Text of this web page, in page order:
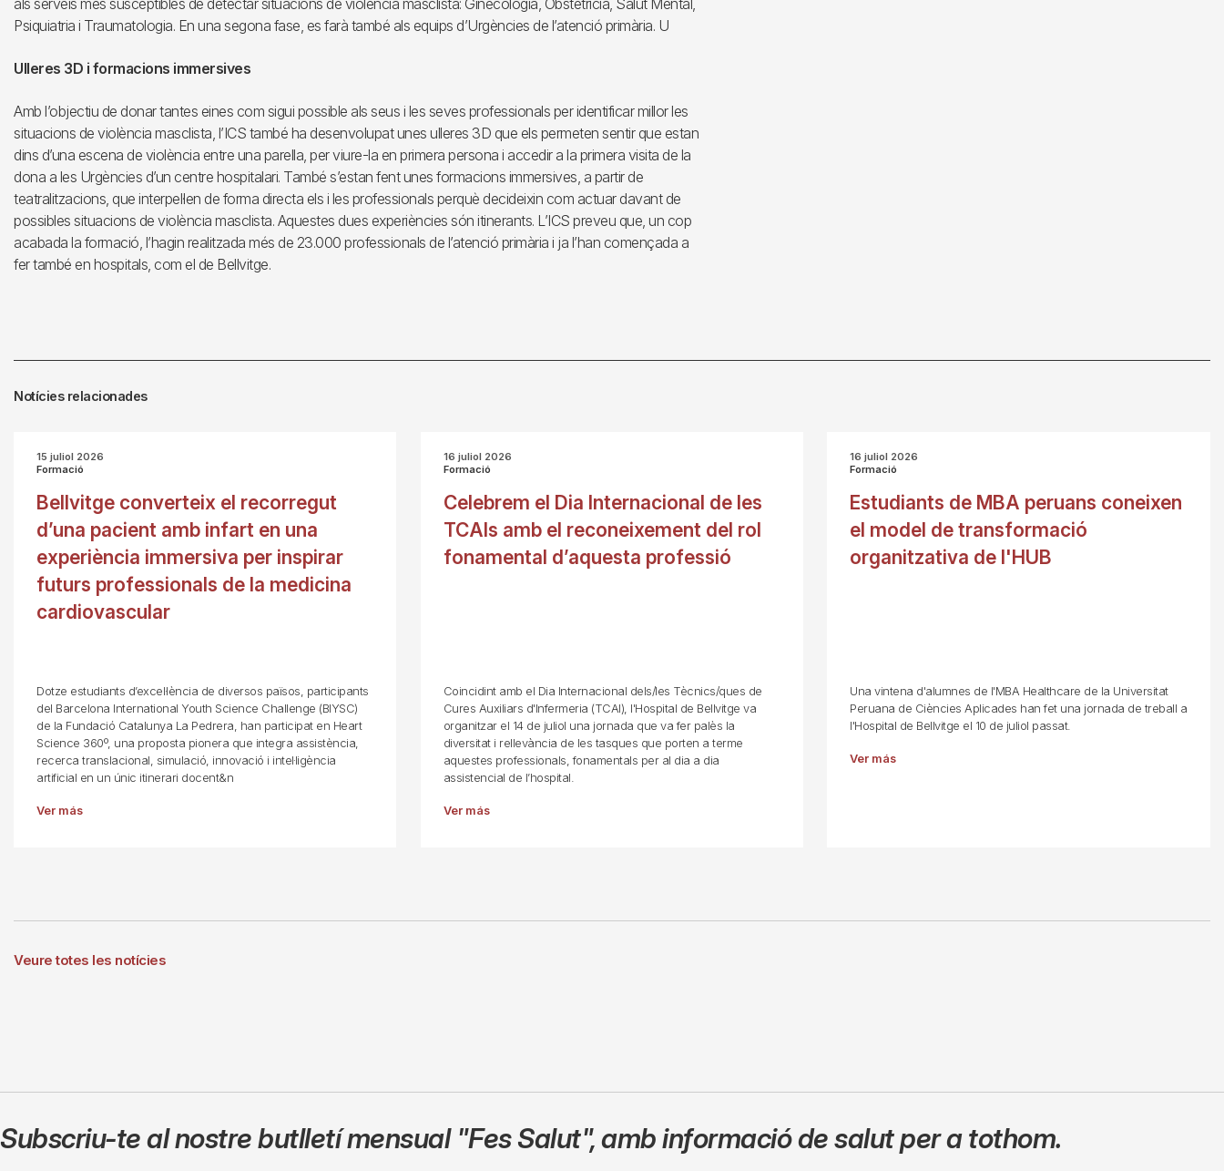
als serveis més susceptibles de detectar situacions de violència masclista: Ginecologia, Obstetrícia, Salut Mental,
Psiquiatria i Traumatologia. En una segona fase, es farà també als equips d’Urgències de l’atenció primària. U
Ulleres 3D i formacions immersives
Amb l’objectiu de donar tantes eines com sigui possible als seus i les seves professionals per identificar millor les
situacions de violència masclista, l’ICS també ha desenvolupat unes ulleres 3D que els permeten sentir que estan
dins d’una escena de violència entre una parella, per viure-la en primera persona i accedir a la primera visita de la
dona a les Urgències d’un centre hospitalari. També s’estan fent unes formacions immersives, a partir de
teatralitzacions, que interpel·len de forma directa els i les professionals perquè decideixin com actuar davant de
possibles situacions de violència masclista. Aquestes dues experiències són itinerants. L’ICS preveu que, un cop
acabada la formació, l’hagin realitzada més de 23.000 professionals de l’atenció primària i ja l’han començada a
fer també en hospitals, com el de Bellvitge.
Notícies relacionades
15 juliol 2026
Formació
Bellvitge converteix el recorregut
d’una pacient amb infart en una
experiència immersiva per inspirar
futurs professionals de la medicina
cardiovascular
Dotze estudiants d’excel·lència de diversos països, participants
del Barcelona International Youth Science Challenge (BIYSC)
de la Fundació Catalunya La Pedrera, han participat en Heart
Science 360º, una proposta pionera que integra assistència,
recerca translacional, simulació, innovació i intel·ligència
artificial en un únic itinerari docent&n
Ver más
16 juliol 2026
Formació
Celebrem el Dia Internacional de les
TCAIs amb el reconeixement del rol
fonamental d’aquesta professió
Coincidint amb el Dia Internacional dels/les Tècnics/ques de
Cures Auxiliars d'Infermeria (TCAI), l'Hospital de Bellvitge va
organitzar el 14 de juliol una jornada que va fer palès la
diversitat i rellevància de les tasques que porten a terme
aquestes professionals, fonamentals per al dia a dia
assistencial de l’hospital.
Ver más
16 juliol 2026
Formació
Estudiants de MBA peruans coneixen
el model de transformació
organitzativa de l'HUB
Una vintena d'alumnes de l'MBA Healthcare de la Universitat
Peruana de Ciències Aplicades han fet una jornada de treball a
l'Hospital de Bellvitge el 10 de juliol passat.
Ver más
Veure totes les notícies
Subscriu-te al nostre butlletí mensual "Fes Salut",amb informació de salut per a tothom.